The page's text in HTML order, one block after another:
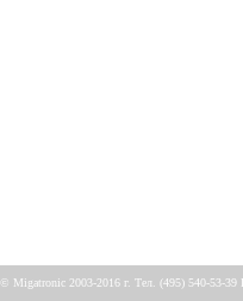
© Migatronic 2003-2016 г. Тел. (495) 540-53-